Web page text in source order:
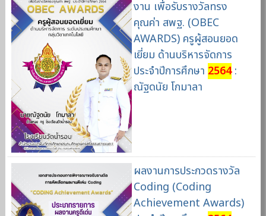
งาน เพื่อรับรางวัลทรง
คุณค่า สพฐ. (OBEC
AWARDS) ครูผู้สอนยอด
เยี่ยม ด้านบริหารจัดการ
ประจำปีการศึกษา 2564:
ณัฐดนัย โกมาลา
ผลงานการประกวดรางวัล
Coding (Coding
Achievement Awards)